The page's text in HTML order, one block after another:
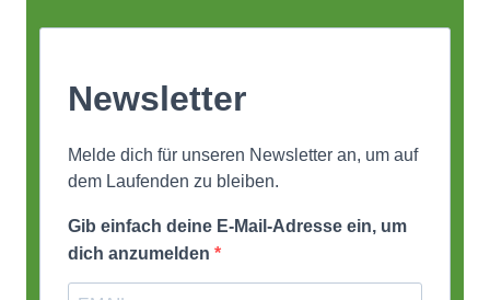
Newsletter
Melde dich für unseren Newsletter an, um auf
dem Laufenden zu bleiben.
Gib einfach deine E-Mail-Adresse ein, um
dich anzumelden